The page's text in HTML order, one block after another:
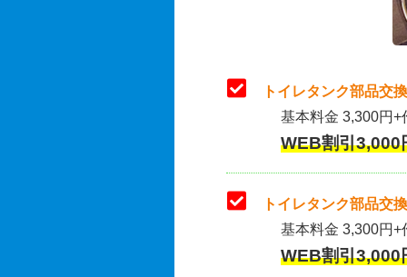
トイレタンク部品交
基本料金 3,300円
WEB割引
トイレタンク部品交
基本料金 3,300円+
WEB割引